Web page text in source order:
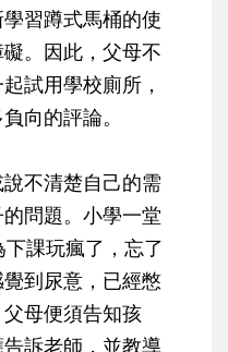
習蹲式馬桶的使
。因此，父母不
試用學校廁所，
向的評論。
不清楚自己的需
問題。小學一堂
課玩瘋了，忘了
到尿意，已經憋
母便須告知孩
訴老師，並教導